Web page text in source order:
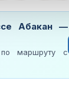
Абакан —
маршруту с